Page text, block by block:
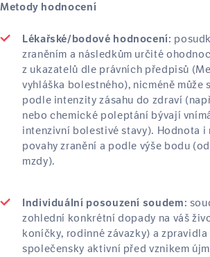
Metody hodnocení
Lékařské/bodové hodnocení:
zraněním a následkům určité
z ukazatelů dle právních předpisů
vyhláška bolestného), nicméně může
podle intenzity zásahu do zdraví
nebo chemické poleptání bývají
intenzivní bolestivé stavy). Hodnota
povahy zranění a podle výše bodu
mzdy).
Individuální posouzení soudem:
zohlední konkrétní dopady na váš
koníčky, rodinné závazky) a
společensky aktivní před vznikem